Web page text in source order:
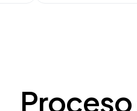
Proceso